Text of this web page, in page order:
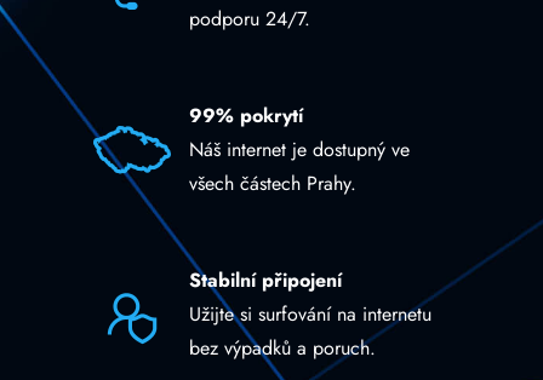
podporu 24/7.
99% pokrytí
Náš internet je dostupný ve
všech částech Prahy.
Stabilní připojení
Užijte si surfování na internetu
bez výpadků a poruch.